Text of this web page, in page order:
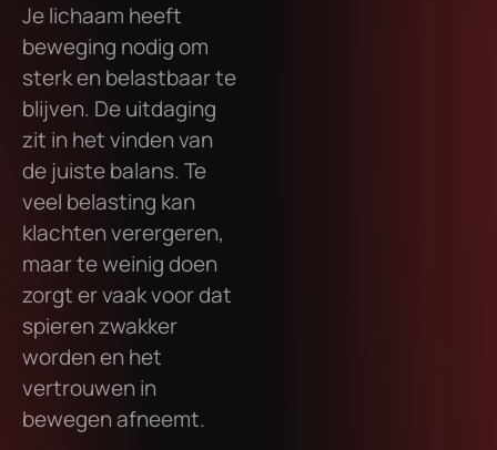
Je lichaam heeft
beweging nodig om
sterk en belastbaar te
blijven. De uitdaging
zit in het vinden van
de juiste balans. Te
veel belasting kan
klachten verergeren,
maar te weinig doen
zorgt er vaak voor dat
spieren zwakker
worden en het
vertrouwen in
bewegen afneemt.